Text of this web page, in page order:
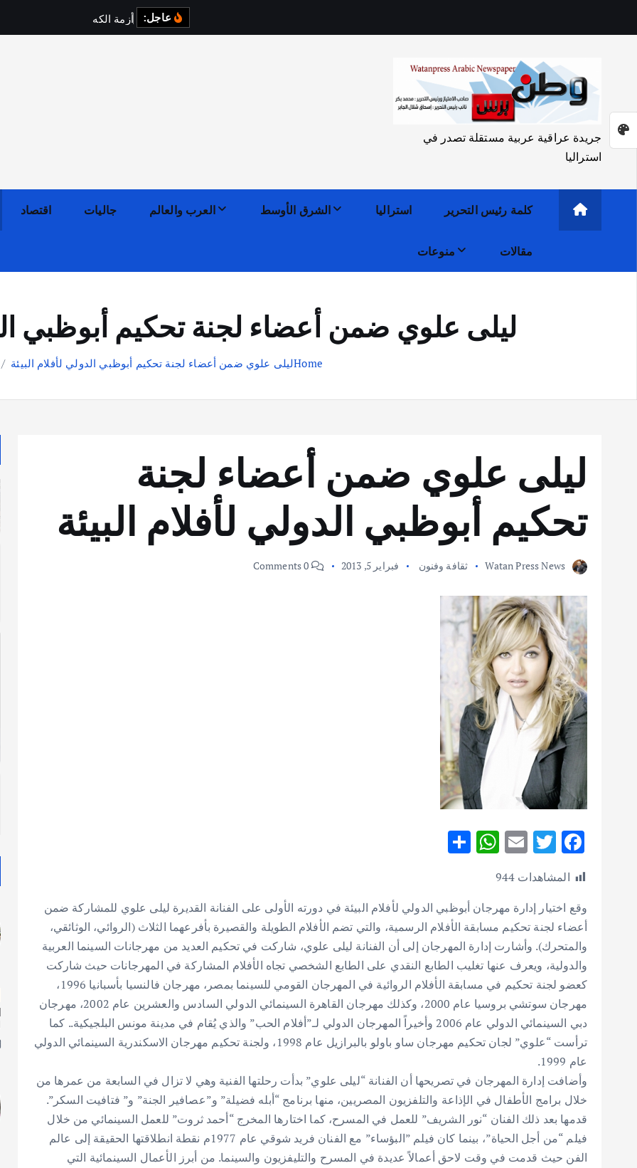
عاجل: أزمة ا كه رباء في
جريدة عراقية عربية مستقلة تصدر في
استراليا
كلمة رئيس التحرير استراليا الشرق الأوسط العرب والعالم جاليات اقتصاد
مقالات منوعات
ليلى علوي ضمن أعضاء لجنة تحكيم أبوظبي
Homeليلى علوي ضمن أعضاء لجنة تحكيم أبوظبي الدولي لأفلام البيئة
ليلى علوي ضمن أعضاء لجنة
تحكيم أبوظبي الدولي لأفلام البيئة
Watan Press News ثقافة وفنون فبراير 5, 2013
F
ac
e
b
o
o
k
T
w
it
te
r
E
ai
l
W
s
A
p
p
e
المشاهدات 944
وقع اختيار إدارة مهرجان أبوظبي الدولي لأفلام البيئة في دورته الأولى على الفنانة القديرة ليلى علوي للمشاركة ضمن
أعضاء لجنة تحكيم مسابقة الأفلام الرسمية، والتي تضم الأفلام الطويلة والقصيرة بأفرعهما الثلاث (الروائي، الوثائقي،
والمتحرك). وأشارت إدارة المهرجان إلى أن الفنانة ليلى علوي، شاركت في تحكيم العديد من مهرجانات السينما العربية
والدولية، ويعرف عنها تغليب الطابع النقدي على الطابع الشخصي تجاه الأفلام المشاركة في المهرجانات حيث شاركت
كعضو لجنة تحكيم في مسابقة الأفلام الروائية في المهرجان القومي للسينما بمصر،
مهرجان فالنسيا بأسبانيا 1996،
مهرجان سوتشي بروسيا عام 2000، وكذلك مهرجان القاهرة السينمائي الدولي السادس والعشرين عام 2002، مهرجان
دبي السينمائي الدولي عام 2006 وأخيراً المهرجان الدولي لـ”أفلام الحب” والذي يُقام في مدينة مونس البلجيكية.. كما
ترأست “علوي” لجان تحكيم مهرجان ساو باولو بالبرازيل عام 1998، ولجنة تحكيم مهرجان الاسكندرية السينمائي الدولي
عام 1999.
وأضافت إدارة المهرجان في تصريحها أن الفنانة “ليلى علوي” بدأت رحلتها الفنية وهي لا تزال في السابعة من عمرها من
خلال برامج الأطفال في الإذاعة والتلفزيون المصريين، منها برنامج “أبله فضيلة” و”عصافير الجنة” و” فتافيت السكر”.
قدمها بعد ذلك الفنان “نور الشريف” للعمل في المسرح، كما اختارها المخرج “أحمد ثروت” للعمل السينمائي من خلال
فيلم “من أجل الحياة”، بينما كان فيلم ‏‏”البؤساء” مع الفنان فريد شوقي عام 1977م نقطة انطلاقتها الحقيقة إلى عالم
الفن حيث قدمت في وقت لاحق أعمالاً عديدة في المسرح والتليفزيون والسينما. من أبرز الأعمال السينمائية التي